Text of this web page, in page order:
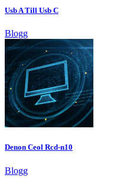
Usb A Till Usb C
Blogg
Denon Ceol Rcd-n10
Blogg